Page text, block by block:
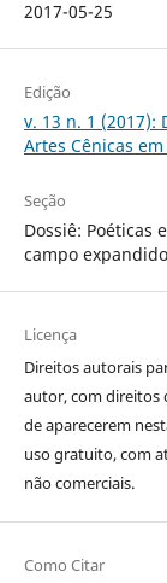
2017-05-25
Edição
v. 13 n. 1 (2017):
Artes Cênicas
Seção
Dossiê: Poéticas
campo expandido
Licença
Direitos autorais
autor, com direitos
de aparecerem
uso gratuito, com
não comerciais.
Como Citar